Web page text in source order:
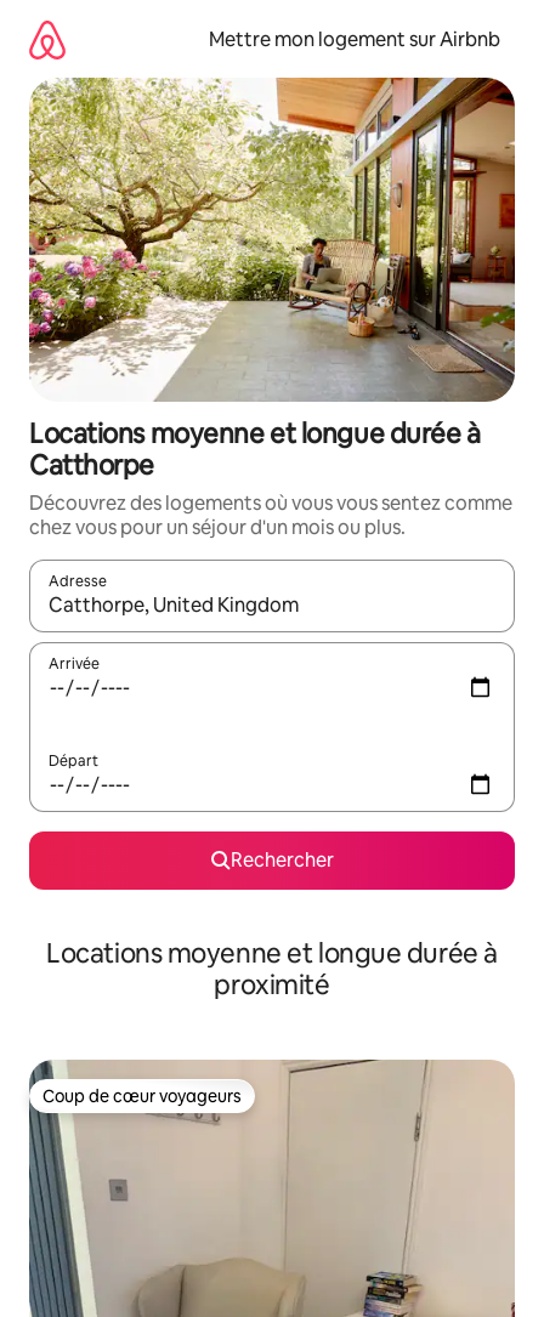
directement
contenu
Mettre mon logement sur Airbnb
Locations moyenne et longue durée à
Catthorpe
Découvrez des logements où vous vous sentez comme
chez vous pour un séjour d'un mois ou plus.
Adresse
Lorsque les résultats s'affichent, utilisez les flèches vers le
Arrivée
Départ
Rechercher
Locations moyenne et longue durée à
proximité
Coup de cœur voyageurs
Coup de cœur voyageurs